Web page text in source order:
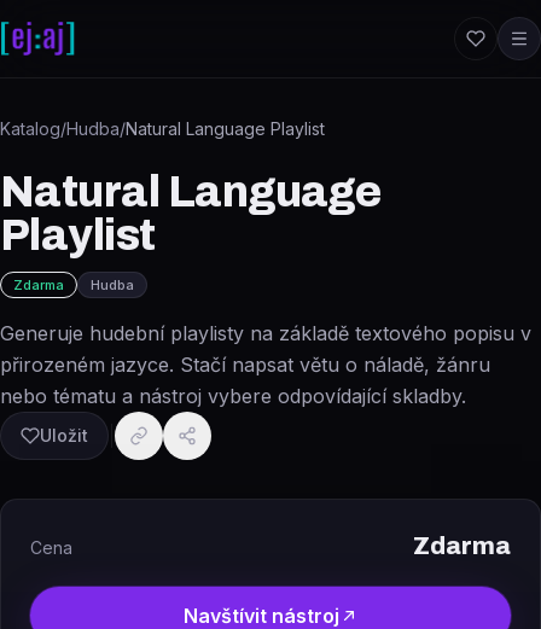
Katalog/Hudba/Natural Language Playlist
Natural Language
Playlist
Zdarma Hudba
Generuje hudební playlisty na základě textového popisu v
přirozeném jazyce. Stačí napsat větu o náladě, žánru
nebo tématu a nástroj vybere odpovídající skladby.
Uložit
Cena Zdarma
Navštívit nástroj